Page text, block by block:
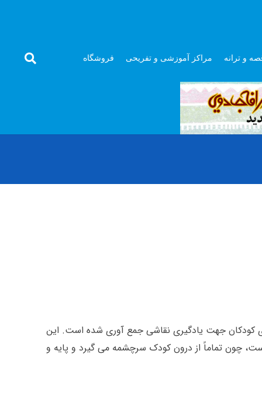
و ترانه مراکز آموزشی و تفریحی فروشگاه
کودکان جهت یادگیری نقاشی جمع آوری شده است. این
چون تماماً از درون کودک سرچشمه می گیرد و پایه و